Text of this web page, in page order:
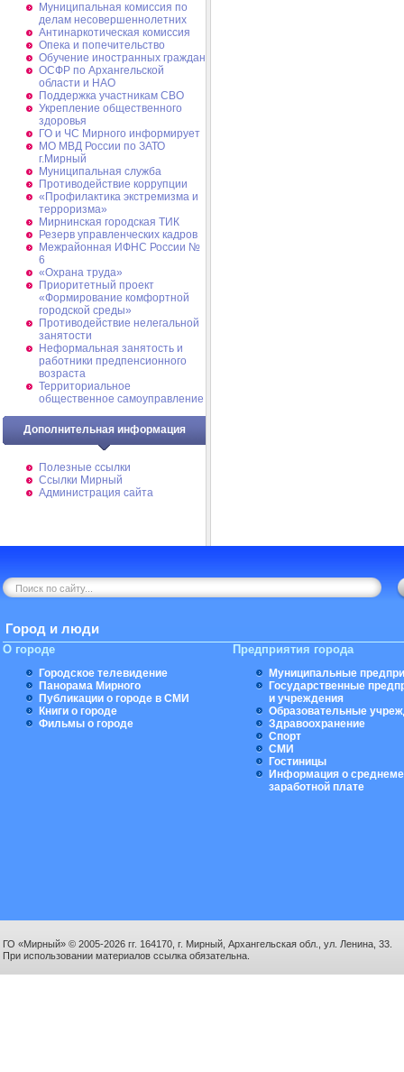
Муниципальная комиссия по
делам несовершеннолетних
Антинаркотическая комиссия
Опека и попечительство
Обучение иностранных граждан
ОСФР по Архангельской
области и НАО
Поддержка участникам СВО
Укрепление общественного
здоровья
ГО и ЧС Мирного информирует
МО МВД России по ЗАТО
г.Мирный
Муниципальная cлужба
Противодействие коррупции
«Профилактика экстремизма и
терроризма»
Мирнинская городская ТИК
Резерв управленческих кадров
Межрайонная ИФНС России №
6
«Охрана труда»
Приоритетный проект
«Формирование комфортной
городской среды»
Противодействие нелегальной
занятости
Неформальная занятость и
работники предпенсионного
возраста
Территориальное
общественное самоуправление
Дополнительная информация
Полезные ссылки
Ссылки Мирный
Администрация сайта
Город и люди
О городе
Городское телевидение
Панорама Мирного
Публикации о городе в СМИ
Книги о городе
Фильмы о городе
Предприятия города
Муниципальные
Государственные
и учреждения
Образовательные
Здравоохранение
Спорт
СМИ
Гостиницы
Информация о
заработной плате
ГО «Мирный» © 2005-2026 гг. 164170, г. Мирный, Архангельская обл., ул. Ленина, 33.
При использовании материалов ссылка обязательна.